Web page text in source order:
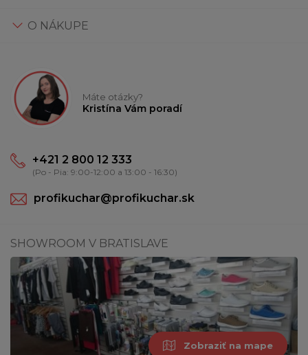
O NÁKUPE
Máte otázky?
Kristína Vám poradí
+421 2 800 12 333
(Po - Pia: 9:00-12:00 a 13:00 - 16:30)
profikuchar@profikuchar.sk
SHOWROOM V BRATISLAVE
Zobraziť na mape